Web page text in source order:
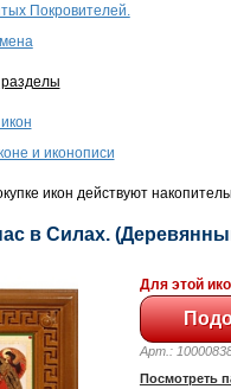
Покровителей.
и иконописи
икон действуют
в Силах.
Для этой
Арт.:
Посмотреть